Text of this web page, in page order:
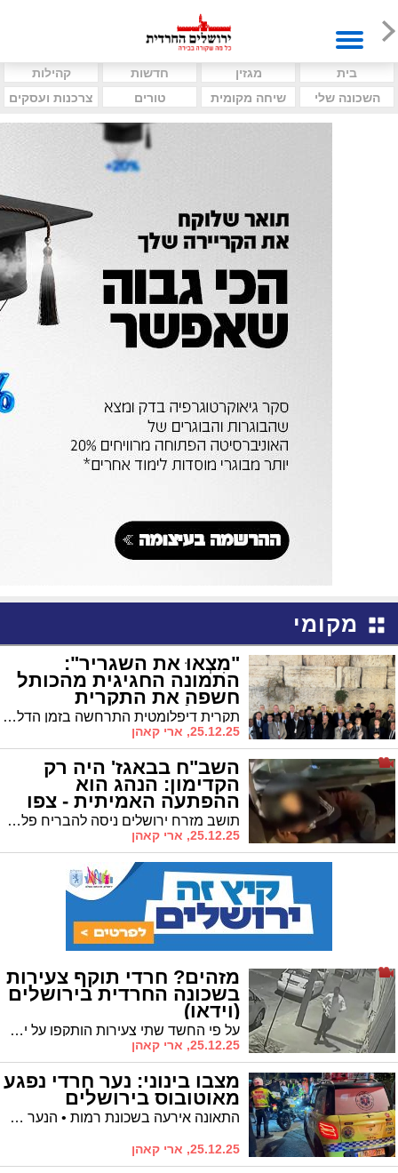
בית מגזין חדשות
קהילות
השכונה שלי
שיחה מקומית טורים צרכנות ועסקים
מקומי
"מִצְאוּ את השגריר":
התמונה החגיגית מהכותל
חשפה את התקרית
הדיפלומטית תקרית דיפלומטית התרחשה בזמן הדלקת הנרות החגיגית בכותל המערבי • השגריר האוקראיני נטש את האירוע בכעס – זו הסיבה
25.12.25, ארי קאהן
השב"ח בבאגז' היה רק
הקדימון: הנהג הוא
ההפתעה האמיתית - צפו
תושב מזרח ירושלים ניסה להבריח פלסטיני בתוך תא המטען • בדיקת הנהג חשפה את שיא התעוזה
25.12.25, ארי קאהן
מזהים? חרדי תוקף צעירות
בשכונה החרדית בירושלים
(וידאו)
על פי החשד שתי צעירות הותקפו על ידי המטריד בשבועות האחרונים • חרף התיעוד והעדויות – שוחרר למעצר בית וטרם הוגש כתב אישום
25.12.25, ארי קאהן
מצבו בינוני: נער חרדי נפגע
מאוטובוס בירושלים
התאונה אירעה בשכונת רמות • הנער שסבל מחבלות בפנים ובראש פונה לשערי צדק
25.12.25, ארי קאהן